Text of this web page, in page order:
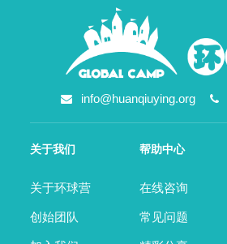
info@huanqiuying.org
关于我们
关于环球营
创始团队
帮助中心
在线咨询
常见问题